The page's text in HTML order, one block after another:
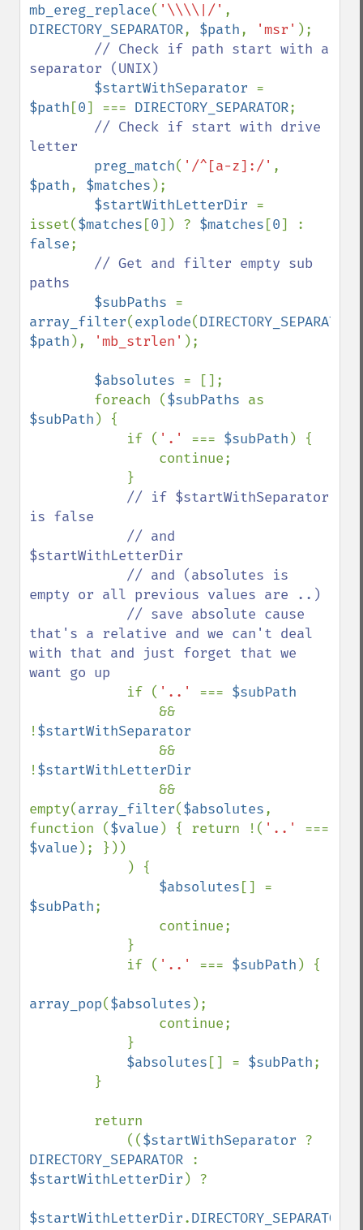
mb_ereg_replace( '\\\\|/'
DIRECTORY_SEPARATOR, $path, 'msr' );
// Check if path start with a
separator (UNIX)
$startWithSeparator
$path [0] === DIRECTORY_SEPARATOR;
// Check if start with drive
letter
preg_match( '/^[a-z]:/'
$path, $matches );
$startWithLetterDir =
isset($matches [0]) ? $matches [0
false;
// Get and filter empty sub
paths
$subPaths
array_filter(explode(DIRECTORY_SEPARATOR
$path ), 'mb_strlen' );
$absolutes = [];
        foreach (
$subPaths
$subPath ) {
            if (
'.' === $subPath ) {
// if $startWithSeparator
is false
$startWithLetterDir
empty or all previous values are ..)
that's a relative and we can't deal
with that and just forget that we
want go up
if ( '..' === $subPath
&&
!$startWithSeparator
&&
!$startWithLetterDir
&&
empty(array_filter($absolutes,
function ($value ) { return !( '..'
$value ); }))
$absolutes
$subPath;
            if (
'..' === $subPath ) {
array_pop($absolutes );
$absolutes [] = $subPath;
            ((
$startWithSeparator
DIRECTORY_SEPARATOR
$startWithLetterDir ) ?
$startWithLetterDir.